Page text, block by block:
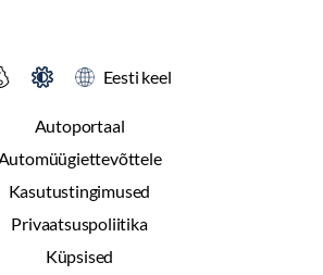
Autoportaal
Kasutustingimused
Privaatsuspoliitika
Küpsised
Eesti keel